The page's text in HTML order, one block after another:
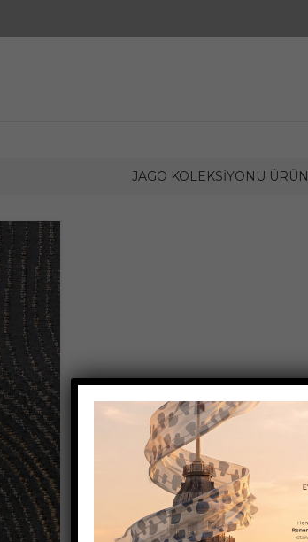
JAGO KOLEKSIYONU ÜRÜN